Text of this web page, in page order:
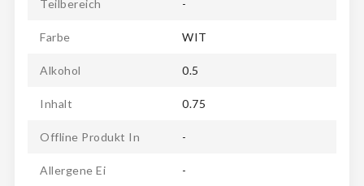
Teilbereich -
Farbe WIT
Alkohol 0.5
Inhalt 0.75
Offline Produkt In -
Allergene Ei -